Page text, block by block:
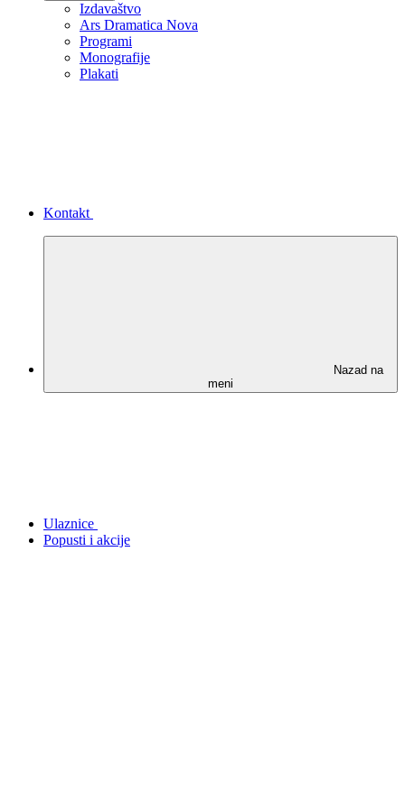
Izdavaštvo
Ars Dramatica Nova
Programi
Monografije
Plakati
Kontakt
Nazad na
meni
Ulaznice
Popusti i akcije